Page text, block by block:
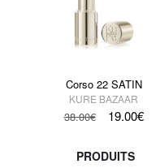
Corso 22 SATIN
KURE BAZAAR
38.00€ 19.00€
PRODUITS